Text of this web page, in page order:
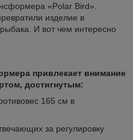
«Polar Bird».
изделие в
И вот чем интересно
привлекает внимание
достигнутым:
165 см в
за регулировку